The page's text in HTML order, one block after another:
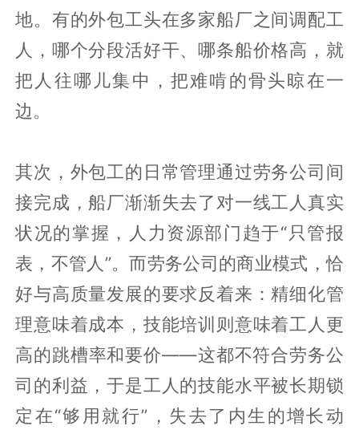
地。有的外包工头在多家船厂之间调配工
人，哪个分段活好干、哪条船价格高，就
把人往哪儿集中，把难啃的骨头晾在一
边。
其次，外包工的日常管理通过劳务公司间
接完成，船厂渐渐失去了对一线工人真实
状况的掌握，人力资源部门趋于“只管报
表，不管人”。而劳务公司的商业模式，恰
好与高质量发展的要求反着来：精细化管
理意味着成本，技能培训则意味着工人更
高的跳槽率和要价——这都不符合劳务公
司的利益，于是工人的技能水平被长期锁
定在“够用就行”，失去了内生的增长动